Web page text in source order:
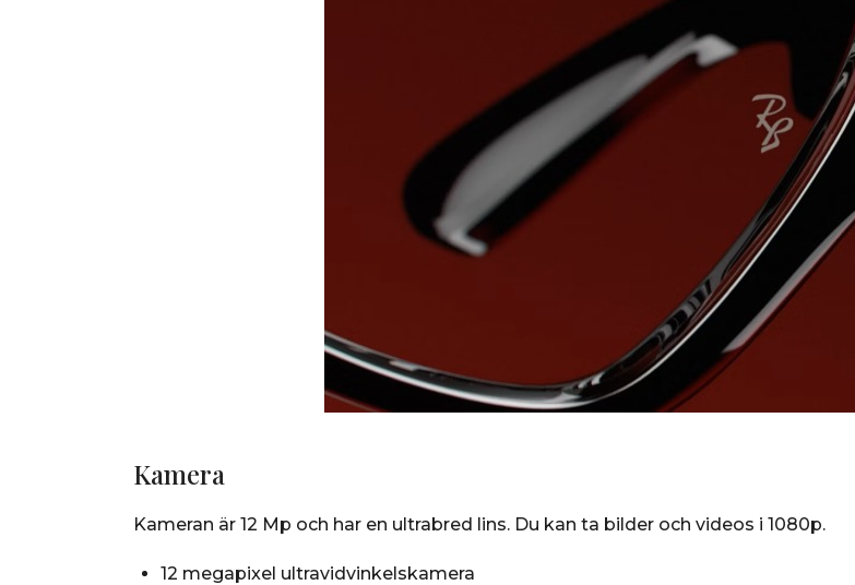
Kamera
Kameran är 12 Mp och har en ultrabred lins. Du kan ta bilder och videos i 1080p.
12 megapixel ultravidvinkelskamera